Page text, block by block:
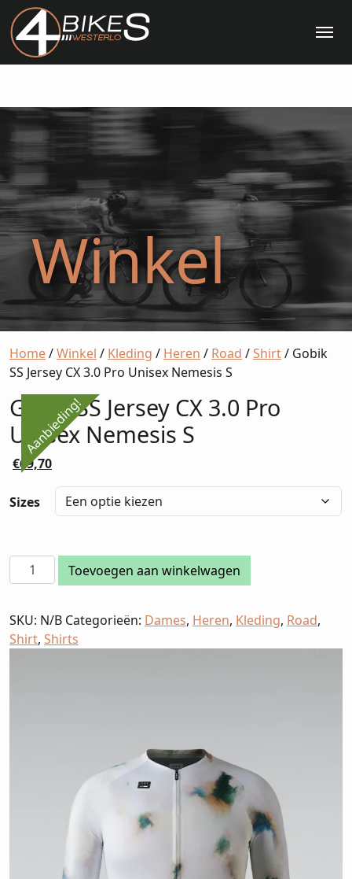
Winkel
Home/Winkel / Kleding / Heren / Road /Shirt/ Gobik
SS Jersey CX 3.0 Pro Unisex Nemesis S
Aanbieding!
Gobik SS Jersey CX 3.0 Pro
Unisex Nemesis S
Oorspronkelijke
was:
€69,70Huidige
€69,70.
Sizes
Gobik
SS
CX
3.0
Toevoegen aan winkelwagen
SKU: N/B Categorieën: Dames, Heren, Kleding, Road,
Shirt, Shirts